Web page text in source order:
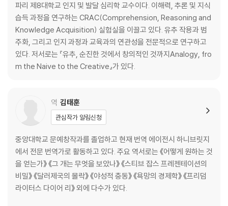
다. 처음에는 어린아이의 말에서 발견할 수 있는 흥미로운 사례들로 시작
한다. 즉 “내가 바나나를 발가벗겼어!(undressed)”, “담배가 녹고 있어!
(melting)”과 같은 단어 선택은 어린아이들이 덜 추상화된 범주 체계를
가지고 유추를 행한다는 것을 보여준다. 어른의 시각에서 어린아이들이 선
택하는 단어들은 실수로 보이지만, 사실 이들의 언어 사용은 어른들이 하
는 의미상의 근사화와 크게 다르지 않다. 단지 어른들의 개념은 아이들의
대 후반부터 수집해 온 방대한 양의 사례들에 의해 설득력을 더한다. 더글
러스 호프스태터가 늘 수첩과 볼펜을 소지하고 다니며 다른 사람들의 말실
록해 여러 라벨이 붙은 상자에 정리한다. 그의 연구소에서는 일상과도 같
은 일이다. 말실수를 수집하는 작업은 두 저자에게 큰 의미가 있다. 말실수
는 바로 인지 작용의 핵심을 보여주는 결정적인 증거들이기 때문이다. 말
실수는 실시간으로 범주화를 해야 하는 끊임없는 압박 속에서 개념적 합선
이 일어난다는 사실을 드러낸다. 두 저자는 각 판본의 5장 「유추는 어떻게
파리 제8대학교 인지 및 발달 심리학 교수이다. 이해력, 추론 및 지식
습득 과정을 연구하는 CRAC(Comprehension, Reasoning and
Knowledge Acquisition) 실험실을 이끌고 있다. 유추 작용과 범
주화, 그리고 인지 과정과 교육과의 연관성을 전문적으로 연구하고
있다. 저서로는 『유추, 순진한 것에서 창의적인 것까지Analogy, fro
m the Naive to the Creative』가 있다.
역 김태훈
관심작가 알림신청
중앙대학교 문예창작과를 졸업하고 현재 번역 에이전시 하니브릿지
에서 전문 번역가로 활동하고 있다. 주요 역서로는 《어떻게 원하는 것
을 얻는가》 《그 개는 무엇을 보았나》 《스티브 잡스 프레젠테이션의
비밀》 《달러제국의 몰락》 《야성적 충동》 《욕망의 경제학》 《프리덤
라이터스 다이어 리》 외에 다수가 있다.